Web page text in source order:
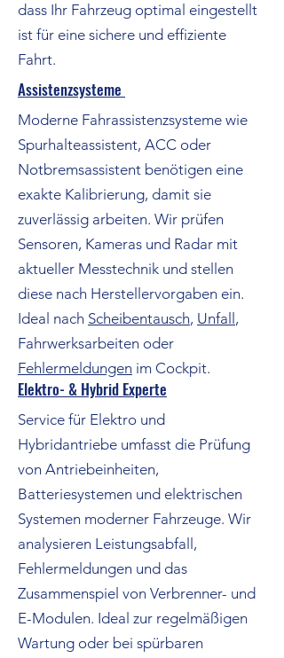
dass Ihr Fahrzeug optimal eingestellt
ist für eine sichere und effiziente
Fahrt.
Assistenzsysteme
Moderne Fahrassistenzsysteme wie
Spurhalteassistent, ACC oder
Notbremsassistent benötigen eine
exakte Kalibrierung, damit sie
zuverlässig arbeiten. Wir prüfen
Sensoren, Kameras und Radar mit
aktueller Messtechnik und stellen
diese nach Herstellervorgaben ein.
Ideal nach Scheibentausch, Unfall ,
Fahrwerksarbeiten oder
Fehlermeldungen im Cockpit.
Elektro- & Hybrid Experte
Service für Elektro und
Hybridantriebe umfasst die Prüfung
von Antriebeinheiten,
Batteriesystemen und elektrischen
Systemen moderner Fahrzeuge. Wir
analysieren Leistungsabfall,
Fehlermeldungen und das
Zusammenspiel von Verbrenner- und
E-Modulen. Ideal zur regelmäßigen
Wartung oder bei spürbaren